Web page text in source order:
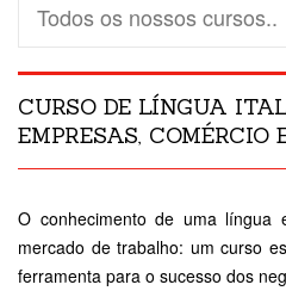
Todos os nossos cursos..
CURSO DE LÍNGUA
EMPRESAS, COMÉRCIO
O conhecimento de uma língua
mercado de trabalho: um curso
ferramenta para o sucesso dos